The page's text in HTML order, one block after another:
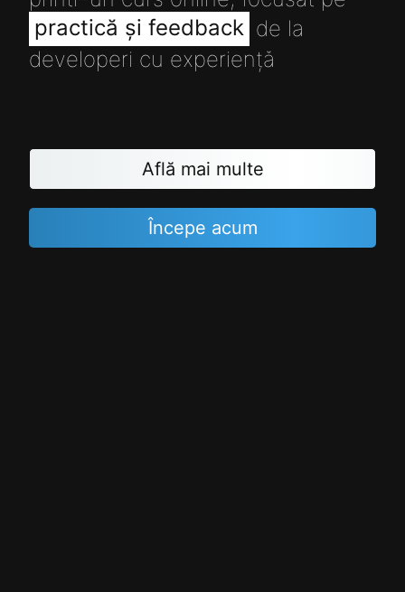
practică și feedback de la
developeri cu experiență
Află mai multe
Începe acum